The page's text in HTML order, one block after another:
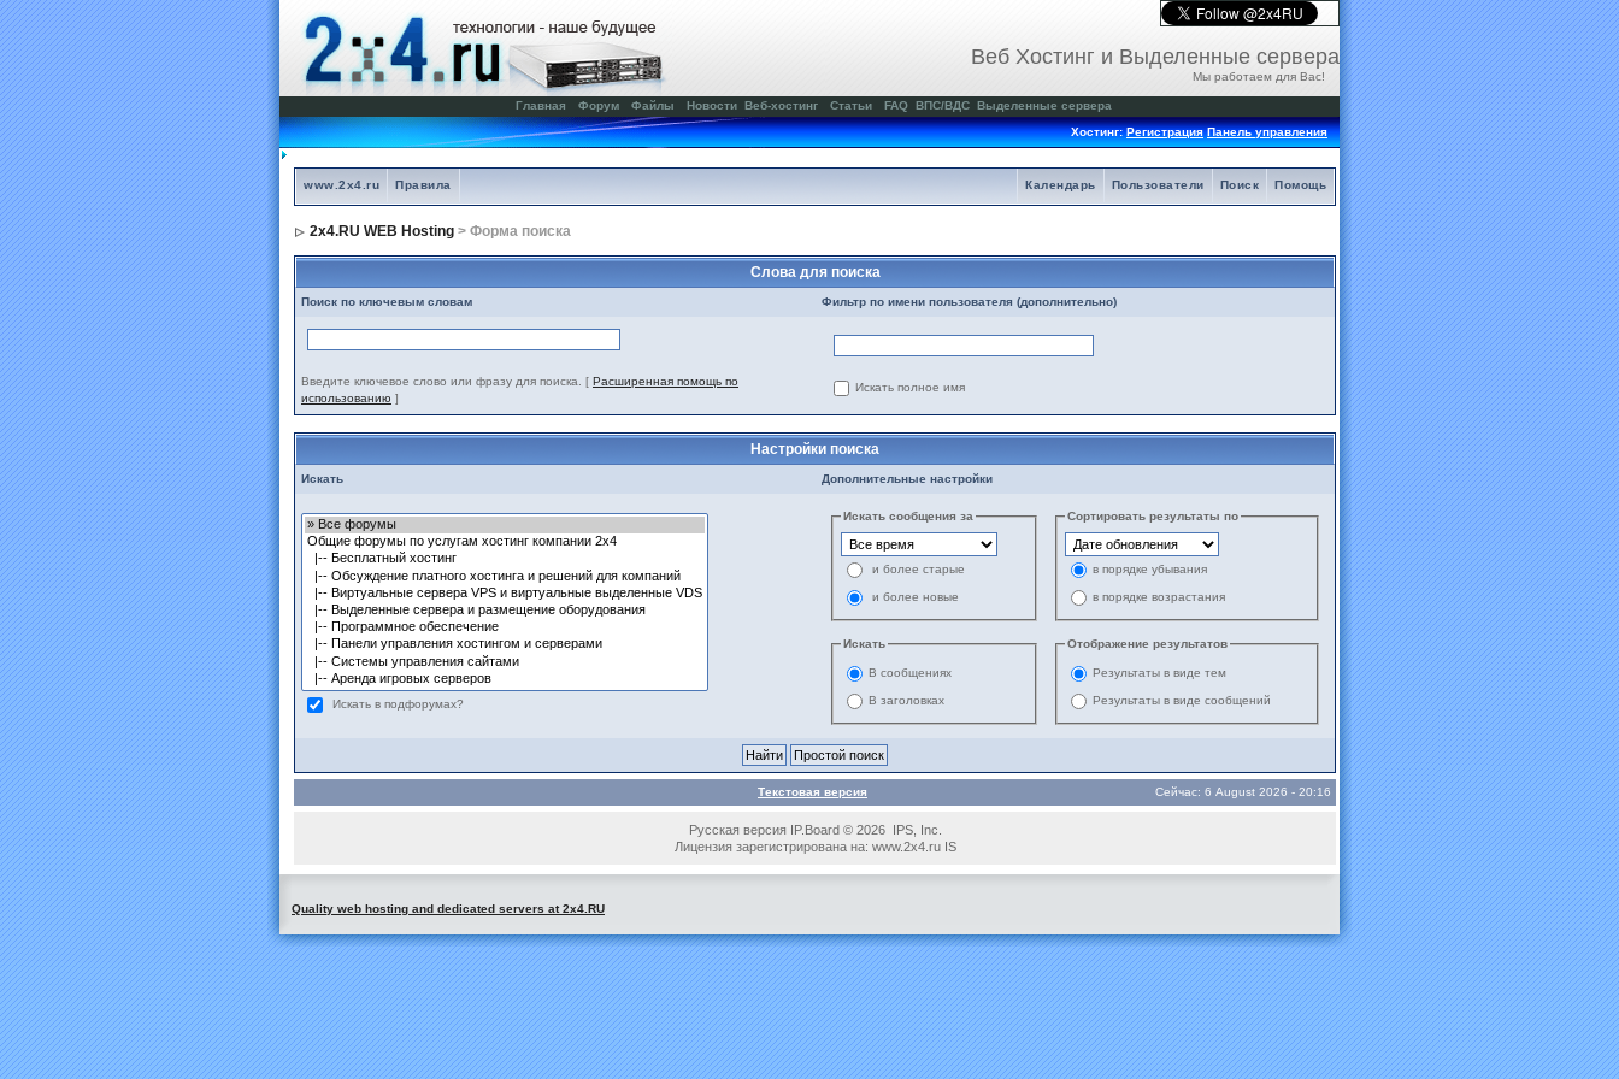
Веб Хостинг и Выделенные сервера
Мы работаем для Вас!
Главная Форум Файлы Новости Веб-хостинг Статьи FAQ ВПС/ВДС Выделенные сервера
Хостинг:Регистрация Панель управления
www.2x4.ru Правила Помощь
Поиск
Пользователи
Календарь
2x4.RU WEB Hosting > Форма поиска
Слова для поиска
Поиск по ключевым словам Фильтр по имени пользователя (дополнительно)
Введите ключевое слово или фразу для поиска. [ Расширенная помощь по
использованию ]
Искать полное имя
Настройки поиска
Искать Дополнительные настройки
Искать в подфорумах?
Искать сообщения за
и более старые
и более новые
Сортировать результаты по
в порядке убывания
в порядке возрастания
Искать
В сообщениях
В заголовках
Отображение результатов
Результаты в виде тем
Результаты в виде сообщений
Текстовая версия Сейчас: 6 August 2026 - 20:16
Русская версия IP.Board © 2026 IPS, Inc.
Лицензия зарегистрирована на: www.2x4.ru IS
Quality web hosting and dedicated servers at 2x4.RU